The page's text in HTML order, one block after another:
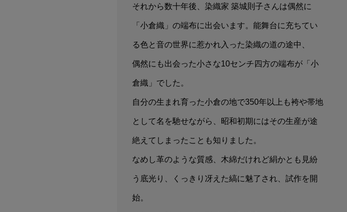
それから数十年後、染織家 築城則子さんは偶然に
「小倉織」の端布に出会います。能舞台に充ちてい
る色と音の世界に惹かれ入った染織の道の途中、
偶然にも出会った小さな10センチ四方の端布が「小
倉織」でした。
自分の生まれ育った小倉の地で350年以上も袴や帯地
として名を馳せながら、昭和初期にはその生産が途
絶えてしまったことも知りました。
なめし革のような質感、木綿だけれど絹かとも見紛
う底光り、くっきり冴えた縞に魅了され、試作を開
始。